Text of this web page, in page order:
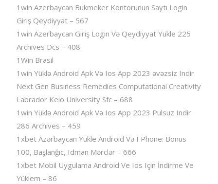
1win Azerbaycan Bukmeker Kontorunun Saytı Login
Giriş Qeydiyyat – 567
1win Azerbaycan Giriş Login Və Qeydiyyat Yukle 225
Archives Dcs – 408
1Win Brasil
1win Yüklə Android Apk Və Ios App 2023 əvəzsiz Indir
Next Gen Business Remedies Computational Creativity
Labrador Keio University Sfc – 688
1win Yüklə Android Apk Və Ios App 2023 Pulsuz Indir
286 Archives – 459
1xbet Azərbaycan Yükle Android Və I Phone: Bonus
100, Başlanğıc, Idman Mərclər – 666
1xbet Mobil Uygulama Android Ve Ios Için İndirme Ve
Yüklem – 86